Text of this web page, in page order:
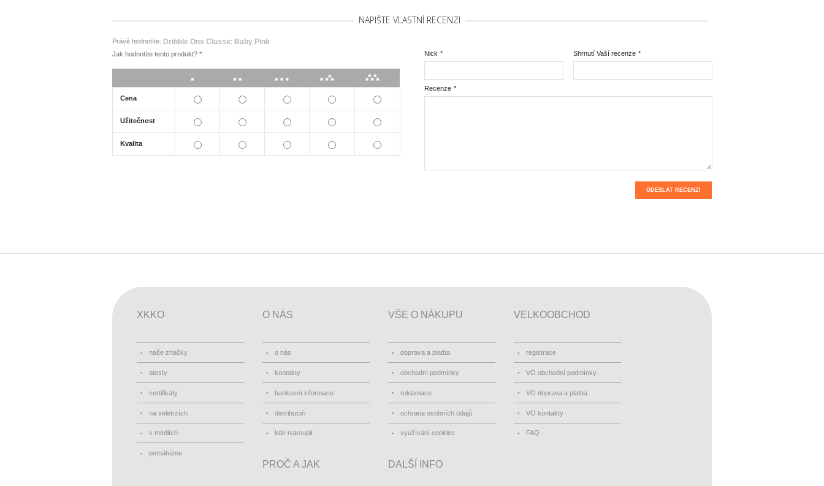
NAPIŠTE VLASTNÍ RECENZI
Právě hodnotíte: Dribble Ons Classic Baby Pink
Jak hodnotíte tento produkt? *
Cena
Užitečnost
Kvalita
*
Nick *
Shrnutí Vaší recenze
*
Recenze
ODESLAT RECENZI
XKKO
naše značky
atesty
certifikáty
na veletrzích
v médiích
pomáháme
O NÁS
o nás
kontakty
bankovní informace
distributoři
kde nakoupit
VŠE O NÁKUPU
doprava a platba
obchodní podmínky
reklamace
ochrana osobních údajů
využívání cookies
VELKOOBCHOD
registrace
VO obchodní podmínky
VO doprava a platba
VO kontakty
FAQ
PROČ A JAK DALŠÍ INFO